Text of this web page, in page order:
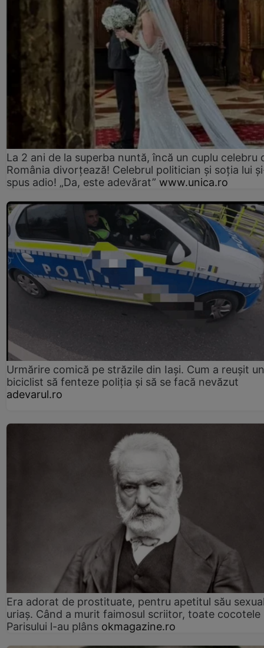
La 2 ani de la superba nuntă, încă un cuplu celebru
România divorțează! Celebrul politician și soția lui
spus adio! „Da, este adevărat” www.unica.ro
Urmărire comică pe străzile din Iași. Cum a reușit un
biciclist să fenteze poliția și să se facă nevăzut
adevarul.ro
Era adorat de prostituate, pentru apetitul său
uriaș. Când a murit faimosul scriitor, toate cocotele
Parisului l-au plâns okmagazine.ro